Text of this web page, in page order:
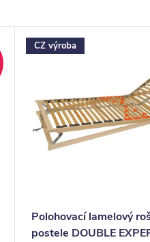
CZ výroba
Polohovací lamelový
postele DOUBLE